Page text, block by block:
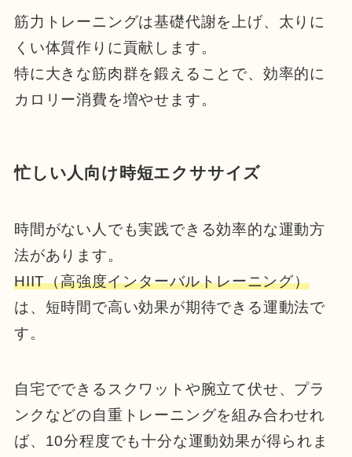
筋力トレーニングは基礎代謝を上げ、太りに
くい体質作りに貢献します。
特に大きな筋肉群を鍛えることで、効率的に
カロリー消費を増やせます。
忙しい人向け時短エクササイズ
時間がない人でも実践できる効率的な運動方
法があります。
HIIT（高強度インターバルトレーニング）
は、短時間で高い効果が期待できる運動法で
す。
自宅でできるスクワットや腕立て伏せ、プラ
ンクなどの自重トレーニングを組み合わせれ
ば、10分程度でも十分な運動効果が得られま